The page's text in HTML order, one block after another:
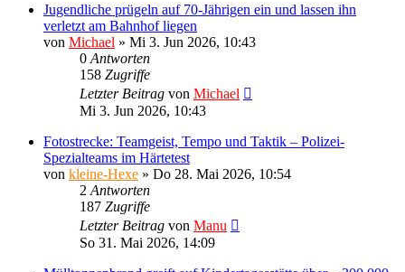
Jugendliche prügeln auf 70-Jährigen ein und lassen ihn
verletzt am Bahnhof liegen
von Michael » Mi 3. Jun 2026, 10:43
0 Antworten
158 Zugriffe
Letzter Beitrag von Michael
Mi 3. Jun 2026, 10:43
Fotostrecke: Teamgeist, Tempo und Taktik – Polizei-
Spezialteams im Härtetest
von kleine-Hexe » Do 28. Mai 2026, 10:54
2 Antworten
187 Zugriffe
Letzter Beitrag von Manu
So 31. Mai 2026, 14:09